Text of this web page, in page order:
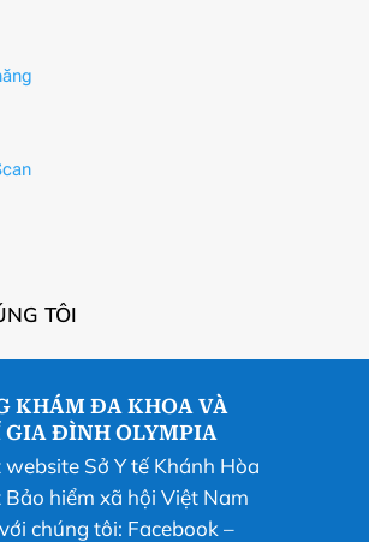
TÔI
KHÁM ĐA KHOA VÀ
GIA ĐÌNH OLYMPIA
website Sở Y tế Khánh Hòa
Bảo hiểm xã hội Việt Nam
chúng tôi: Facebook –